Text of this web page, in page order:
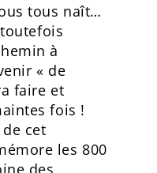
tous naît…
à
« de
faire et
fois !
cet
les 800
des